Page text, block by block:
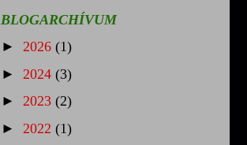
BLOGARCHÍVUM
► 2026 (1)
► 2024 (3)
► 2023 (2)
► 2022 (1)